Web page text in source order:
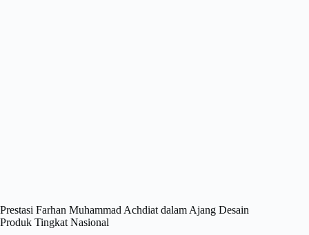
Prestasi Farhan Muhammad Achdiat dalam Ajang Desain
Produk Tingkat Nasional